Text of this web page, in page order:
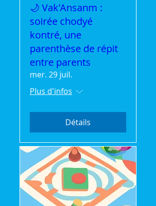
🌙 Vak'Ansanm :
soirée chodyé
kontré, une
parenthèse de répit
entre parents
mer. 29 juil.
Plus d'infos
Détails